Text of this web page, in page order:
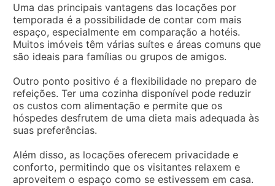
Uma das principais vantagens das locações por
temporada é a possibilidade de contar com mais
espaço, especialmente em comparação a hotéis.
Muitos imóveis têm várias suítes e áreas comuns que
são ideais para famílias ou grupos de amigos.
Outro ponto positivo é a flexibilidade no preparo de
refeições. Ter uma cozinha disponível pode reduzir
os custos com alimentação e permite que os
hóspedes desfrutem de uma dieta mais adequada às
suas preferências.
Além disso, as locações oferecem privacidade e
conforto, permitindo que os visitantes relaxem e
aproveitem o espaço como se estivessem em casa.